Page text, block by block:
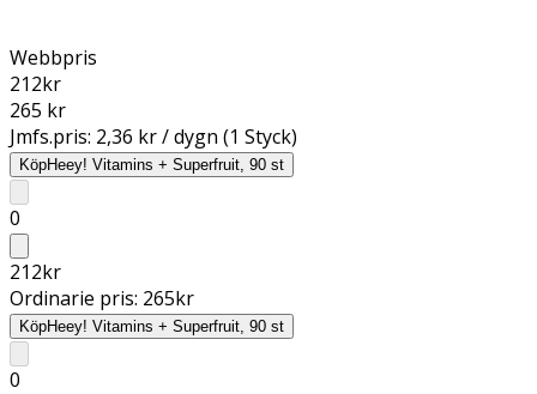
Webbpris
212kr
265 kr
Jmfs.pris: 2,36 kr / dygn (1 Styck)
KöpHeey! Vitamins + Superfruit, 90 st
0
212kr
Ordinarie pris: 265kr
KöpHeey! Vitamins + Superfruit, 90 st
0